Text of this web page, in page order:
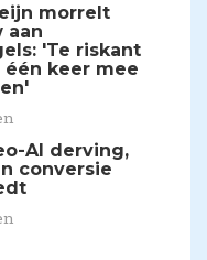
morrelt
aan
'Te riskant
één keer mee
AI derving,
conversie